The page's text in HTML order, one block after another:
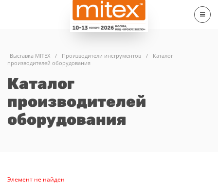
Выставка MITEX / Производители инструментов /
Каталог
производителей оборудования
Каталог
производителей
оборудования
Элемент не найден